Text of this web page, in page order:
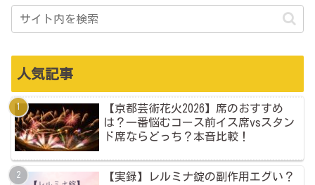
人気記事
【京都芸術花火2026】席のおすすめ
は？一番悩むコース前イス席vsスタン
ド席ならどっち？本音比較！
【実録】レルミナ錠の副作用エグい？